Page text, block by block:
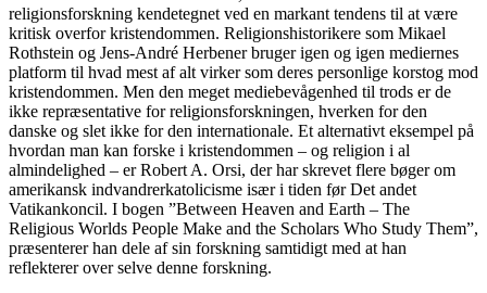
religionsforskning kendetegnet ved en markant tendens til at være
kritisk overfor kristendommen. Religionshistorikere som Mikael
Rothstein og Jens-André Herbener bruger igen og igen mediernes
platform til hvad mest af alt virker som deres personlige korstog mod
kristendommen. Men den meget mediebevågenhed til trods er de
ikke repræsentative for religionsforskningen, hverken for den
danske og slet ikke for den internationale. Et alternativt eksempel på
hvordan man kan forske i kristendommen – og religion i al
almindelighed – er Robert A. Orsi, der har skrevet flere bøger om
amerikansk indvandrerkatolicisme især i tiden før Det andet
Vatikankoncil. I bogen ”Between Heaven and Earth – The
Religious Worlds People Make and the Scholars Who Study Them”,
præsenterer han dele af sin forskning samtidigt med at han
reflekterer over selve denne forskning.